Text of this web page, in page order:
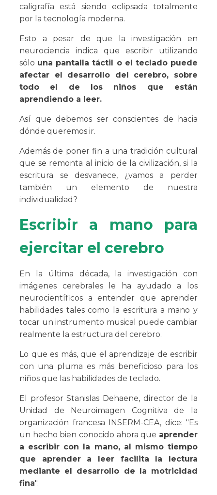
caligrafía está siendo eclipsada totalmente
por la tecnología moderna.
Esto a pesar de que la investigación en
neurociencia indica que escribir utilizando
sólo una pantalla táctil o el teclado puede
afectar el desarrollo del cerebro, sobre
todo el de los niños que están
aprendiendo a leer.
Así que debemos ser conscientes de hacia
dónde queremos ir.
Además de poner fin a una tradición cultural
que se remonta al inicio de la civilización, si la
escritura se desvanece, ¿vamos a perder
también un elemento de nuestra
individualidad?
Escribir a mano para
ejercitar el cerebro
En la última década, la investigación con
imágenes cerebrales le ha ayudado a los
neurocientíficos a entender que aprender
habilidades tales como la escritura a mano y
tocar un instrumento musical puede cambiar
realmente la estructura del cerebro.
Lo que es más, que el aprendizaje de escribir
con una pluma es más beneficioso para los
niños que las habilidades de teclado.
El profesor Stanislas Dehaene, director de la
Unidad de Neuroimagen Cognitiva de la
organización francesa INSERM-CEA, dice: "Es
un hecho bien conocido ahora que aprender
a escribir con la mano, al mismo tiempo
que aprender a leer facilita la lectura
mediante el desarrollo de la motricidad
fina".